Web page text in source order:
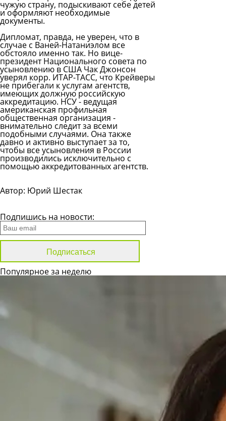
чужую страну, подыскивают себе детей
и оформляют необходимые
документы.
Дипломат, правда, не уверен, что в
случае с Ваней-Натаниэлом все
обстояло именно так. Но вице-
президент Национального совета по
усыновлению в США Чак Джонсон
уверял корр. ИТАР-ТАСС, что Крейверы
не прибегали к услугам агентств,
имеющих должную российскую
аккредитацию. НСУ - ведущая
американская профильная
общественная организация -
внимательно следит за всеми
подобными случаями. Она также
давно и активно выступает за то,
чтобы все усыновления в России
производились исключительно с
помощью аккредитованных агентств.
Автор: Юрий Шестак
Подпишись на новости:
Популярное за неделю